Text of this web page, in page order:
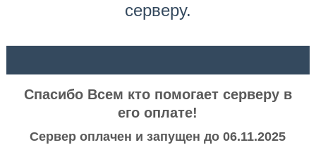
серверу.
Спасибо Всем кто помогает серверу в
его оплате!
Сервер оплачен и запущен до 06.11.2025